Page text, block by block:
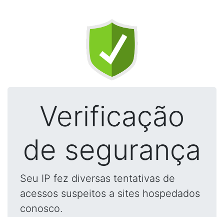
Verificação
de segurança
Seu IP fez diversas tentativas de
acessos suspeitos a sites hospedados
conosco.